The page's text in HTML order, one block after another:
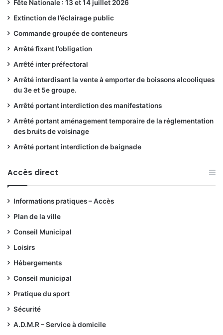
Fête Nationale : 13 et 14 juillet 2026
Extinction de l’éclairage public
Commande groupée de conteneurs
Arrêté fixant l’obligation
Arrêté inter préfectoral
Arrêté interdisant la vente à emporter de boissons alcooliques
du 3e et 5e groupe.
Arrêté portant interdiction des manifestations
Arrêté portant aménagement temporaire de la réglementation
des bruits de voisinage
Arrêté portant interdiction de baignade
Accès direct
Informations pratiques – Accès
Plan de la ville
Conseil Municipal
Loisirs
Hébergements
Conseil municipal
Pratique du sport
Sécurité
A.D.M.R – Service à domicile